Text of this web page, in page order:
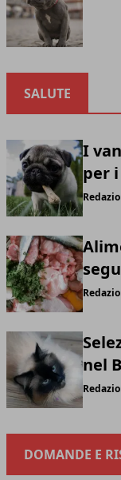
SALUTE
I
per
nel
DOMANDE E